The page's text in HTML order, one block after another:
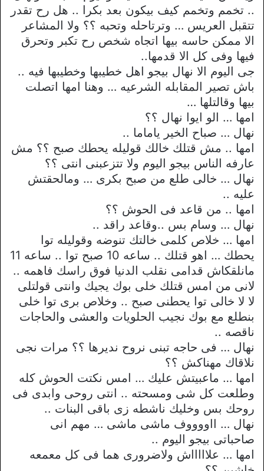
.. تخمم وتخمم كيف بيكون بعد بكرا .. هل رح تقدر
تتقبل العريس … وترتاحله وتحبه ؟؟ ولا المشاعر
الا ممكن حاسه بيها اتجاه شخص رح تكبر وتحرق
فيها وفى كل الا قدمها..
جى اليوم الا نهال بيجو اهل خطيبها وخطيبها فيه ..
باش تصير المقابله الشرعيه … وهنا امها اتصلت
بيها وقالتلها …
امها … الو ايوا نهال ؟؟
نهال … صباح الخير ياماما ..
امها .. مش قتلك خالك قوليله يحطك صبح ؟؟ مش
عارفه الناس بيجو اليوم ولا تتزعبنى انتى ؟؟
نهال … خالى طلع من صبح بكرى … ومالحقتش
عليه ..
امها .. من قاعد فى الحوش ؟؟
نهال … وسام بس ..وقاعد راقد ..
امها … خلاص كلمى خالتك تنوضه وقوليله توا
يحطك … اهو قتلك .. ساعه 10 صبح توا .. ساعه 11
مانلقكاش قدامى نقلب الدنيا فوق راسك فاهمه ..
لانى من امس قتلك خلى بوك يجيك وانتى قولتلى
لا لا خالى توا يحطنى صبح .. وخلاص برى توا خلى
بنطلع مع بوك نجيب الحلويات والعشى والحاجات
ناقصه ..
نهال … فى حاجه تبنى نروح نديرها ؟؟ مرات نجى
نلاقاك مهناكش ؟؟
امها … ماعبيتش عليك … امس نكتت الحوش كله
وطلعت كل شى ومسحته .. انتى روحى وابدى فى
روحك بس وخليك ناشطه زى باقى البنات ..
نهال … ااووووف ماشى ماشى … مهم انى
صاحباتى بيجو اليوم ..
امها … علاااااش ولاضرورى هما فى كل معمعه